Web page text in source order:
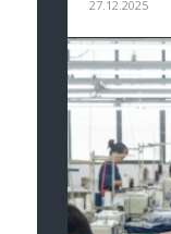
27.12.2025